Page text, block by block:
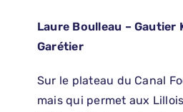
Laure Boulleau – Gautier
Garétier
Sur le plateau du Canal
mais qui permet aux